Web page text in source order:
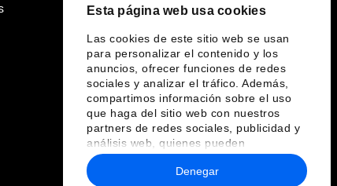
Esta página web usa cookies
Las cookies de este sitio web se usan
para personalizar el contenido y los
anuncios, ofrecer funciones de redes
sociales y analizar el tráfico. Además,
compartimos información sobre el uso
que haga del sitio web con nuestros
partners de redes sociales, publicidad y
análisis web, quienes pueden
combinarla con otra información que les
haya proporcionado o que hayan
Denegar